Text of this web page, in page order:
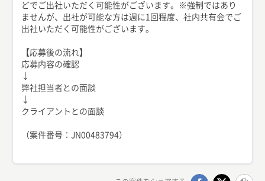
どでご出社いただく可能性がございます。※強制ではあり
ませんが、出社が可能な方は週に1回程度、社内共有会でご
出社いただく可能性がございます。
【応募後の流れ】
応募内容の確認
↓
弊社担当者との面談
↓
クライアントとの面談
（案件番号：JN00483794）